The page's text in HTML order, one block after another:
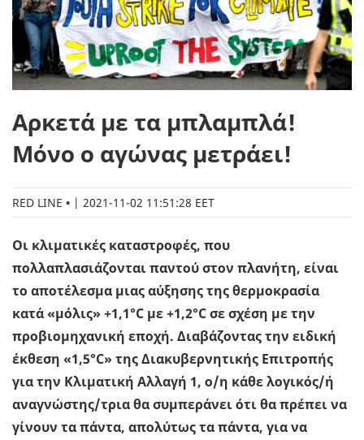
Αρκετά με τα μπλαμπλά!
Μόνο ο αγώνας μετράει!
RED LINE | 2021-11-02 11:51:28 EET
Οι κλιματικές καταστροφές, που
πολλαπλασιάζονται παντού στον πλανήτη, είναι
το αποτέλεσμα μιας αύξησης της θερμοκρασία
κατά «μόλις» +1,1°C με +1,2°C σε σχέση με την
προβιομηχανική εποχή. Διαβάζοντας την ειδική
έκθεση «1,5°C» της Διακυβερνητικής Επιτροπής
για την Κλιματική Αλλαγή 1, ο/η κάθε λογικός/ή
αναγνώστης/τρια θα συμπεράνει ότι θα πρέπει να
γίνουν τα πάντα, απολύτως τα πάντα, για να